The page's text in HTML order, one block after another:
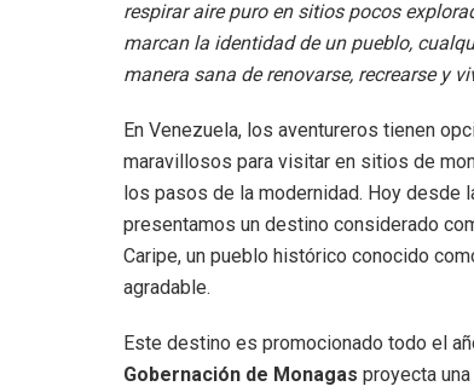
respirar aire puro en sitios pocos
marcan la identidad de un pueblo,
manera sana de renovarse, recrearse y
En Venezuela, los aventureros tienen
maravillosos para visitar en sitios de
los pasos de la modernidad. Hoy desde
presentamos un destino considerado
Caripe, un pueblo histórico conocido
agradable.
Este destino es promocionado todo el
Gobernación de Monagas proyecta